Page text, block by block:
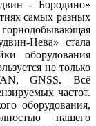
- Бородино»
самых разных
Нева» стала
оборудования
не только
GNSS. Всё
частот.
оборудования,
нашего